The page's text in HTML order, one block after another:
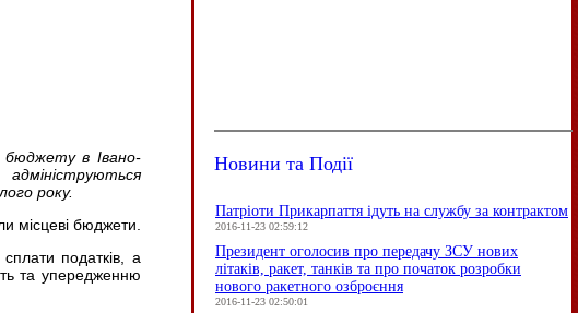
бюджету в Івано-
року.
місцеві бюджети.
податків, а
та упередженню
Новини та Події
Патріоти Прикарпаття ідуть на службу за контрактом
2016-11-23 02:59:12
Президент оголосив про передачу ЗСУ нових
літаків, ракет, танків та про початок розробки
нового ракетного озброєння
2016-11-23 02:50:01